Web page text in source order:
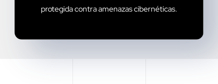
protegida contra amenazas cibernéticas.